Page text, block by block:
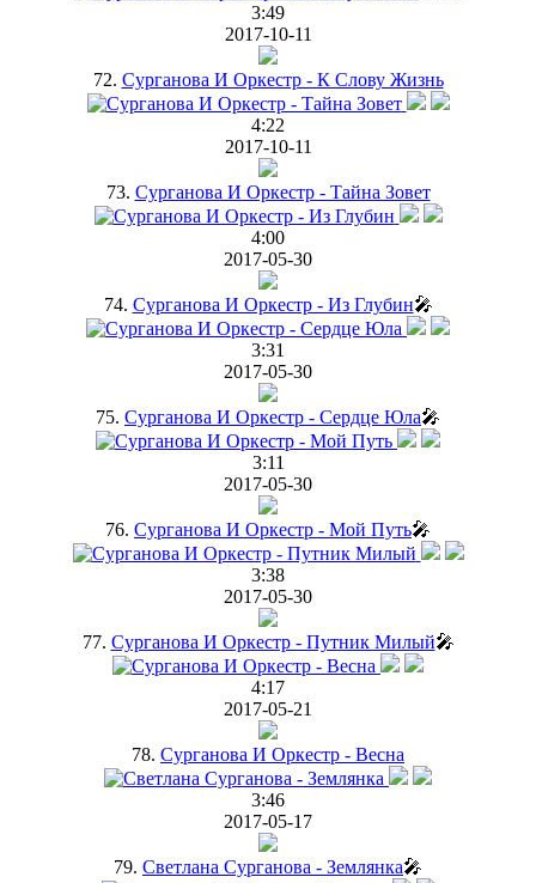
3:49
2017-10-11
72. Сурганова И Оркестр - К Слову Жизнь
4:22
2017-10-11
73. Сурганова И Оркестр - Тайна Зовет
4:00
2017-05-30
74. Сурганова И Оркестр - Из Глубин🎤
3:31
2017-05-30
75. Сурганова И Оркестр - Сердце Юла🎤
3:11
2017-05-30
76. Сурганова И Оркестр - Мой Путь🎤
3:38
2017-05-30
77. Сурганова И Оркестр - Путник Милый🎤
4:17
2017-05-21
78. Сурганова И Оркестр - Весна
3:46
2017-05-17
79. Светлана Сурганова - Землянка🎤